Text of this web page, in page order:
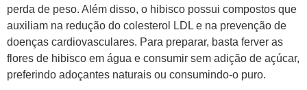
perda de peso. Além disso, o hibisco possui compostos que
auxiliam na redução do colesterol LDL e na prevenção de
doenças cardiovasculares. Para preparar, basta ferver as
flores de hibisco em água e consumir sem adição de açúcar,
preferindo adoçantes naturais ou consumindo-o puro.